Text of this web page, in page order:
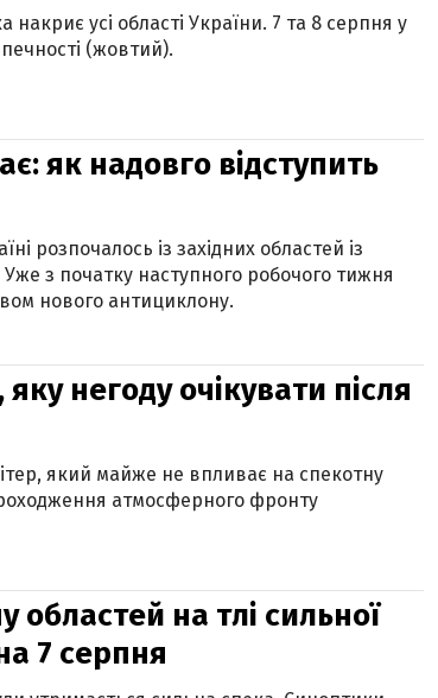
усі області України. 7 та 8 серпня у
(жовтий).
як надовго відступить
розпочалось із західних областей із
з початку наступного робочого тижня
нового антициклону.
негоду очікувати після
який майже не впливає на спекотну
атмосферного фронту
на тлі сильної
7 серпня